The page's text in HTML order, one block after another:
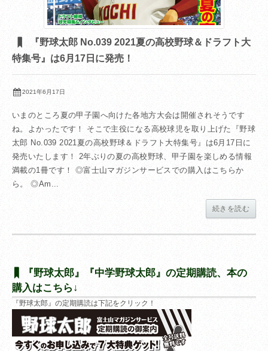
『野球太郎 No.039 2021夏の高校野球＆ドラフト大
特集号』は6月17日に発売！
2021年6月17日
いまのところ夏の甲子園へ向けた各地方大会は開催されそうです
ね。よかったです！ そこで主役になる高校球児を取り上げた『野球
太郎 No.039 2021夏の高校野球＆ドラフト大特集号』は6月17日に
発売いたします！ 2年ぶりの夏の高校野球、甲子園を楽しめる情報
満載の1冊です！ ◎富士山マガジンサービスでの購入はこちらか
ら。 ◎Am...
続きを読む
『野球太郎』『中学野球太郎』の定期購読、本の
購入はこちら↓
『野球太郎』の定期購読は下記をクリック！